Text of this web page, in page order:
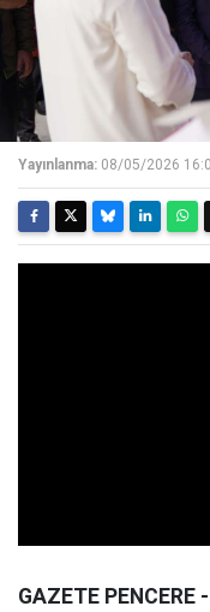
Yayınlanma: 08/05/2026
GAZETE PENCERE -